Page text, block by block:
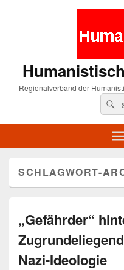
Regionalverband der
nach:
SCHLAGWORT-
„Gefährder“
Nazi-Ideologie